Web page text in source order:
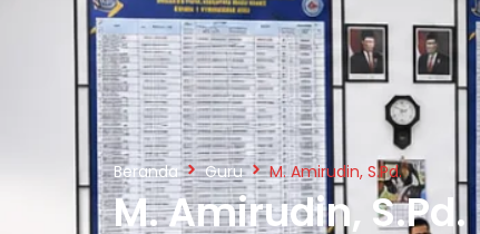
Beranda Guru M. Amirudin, S.Pd.
M. Amirudin, S.Pd.